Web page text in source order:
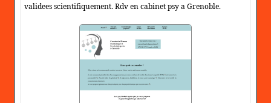
validees scientifiquement. Rdv en cabinet psy a Grenoble.